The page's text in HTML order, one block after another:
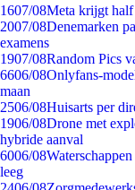
1607/08Meta krijgt half
2007/08Denemarken
examens
1907/08Random Pics
6606/08Onlyfans-
maan
2506/08Huisarts per
1906/08Drone met
hybride aanval
6006/08
leeg